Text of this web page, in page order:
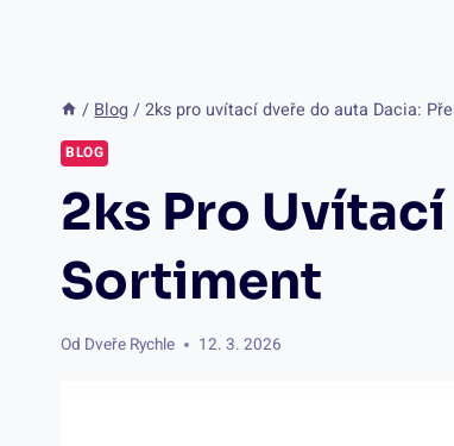
/ Blog / 2ks pro uvítací dveře do auta Dacia:
BLOG
2ks Pro
Sortiment
Od Dveře Rychle 12. 3. 2026